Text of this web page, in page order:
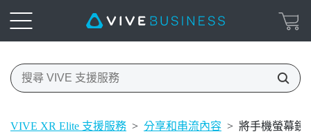
VIVE XR Elite 支援服務 > 分享和串流內容 > 將手機螢幕鏡